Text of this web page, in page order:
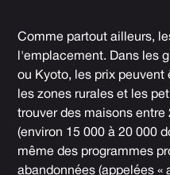
Comme partout ailleurs,
l'emplacement. Dans les
ou Kyoto, les prix peuvent
les zones rurales et les
trouver des maisons
(environ 15 000 à 20 000
même des programmes
abandonnées (appelées «